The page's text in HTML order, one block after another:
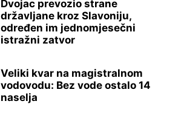
Dvojac prevozio strane
državljane kroz Slavoniju,
određen im jednomjesečni
istražni zatvor
Veliki kvar na magistralnom
vodovodu: Bez vode ostalo 14
naselja